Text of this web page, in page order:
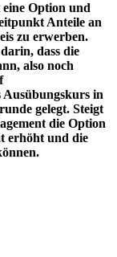
Option und
Anteile an
zu erwerben.
dass die
also noch
Ausübungskurs in
gelegt. Steigt
die Option
erhöht und die